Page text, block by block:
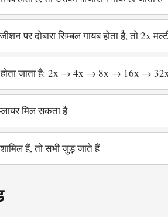
पर दोबारा सिम्बल गायब होता है, तो 2x
होता जाता है: 2x → 4x → 8x → 16x →
मिल सकता है
हैं, तो सभी जुड़ जाते हैं